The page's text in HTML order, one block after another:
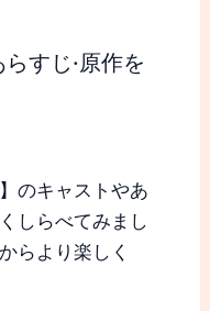
すじ·原作を
のキャストやあ
しらべてみまし
らより楽しく